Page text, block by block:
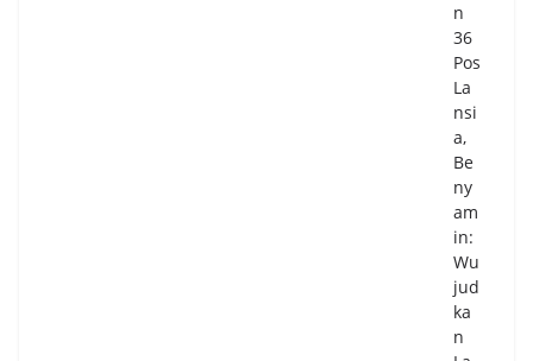
n
36
Pos
La
nsi
a,
Be
ny
am
in:
Wu
jud
ka
n